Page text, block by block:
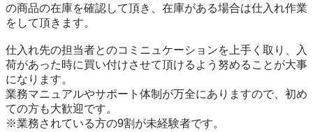
の商品の在庫を確認して頂き、在庫がある場合は仕入れ作業
をして頂きます。
仕入れ先の担当者とのコミニュケーションを上手く取り、入
荷があった時に買い付けさせて頂けるよう努めることが大事
になります。
業務マニュアルやサポート体制が万全にありますので、初め
ての方も大歓迎です。
※業務されている方の9割が未経験者です。